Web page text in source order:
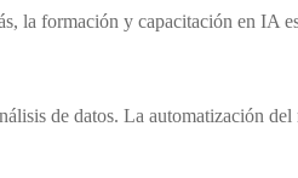
la formación y capacitación en IA
de datos. La automatización